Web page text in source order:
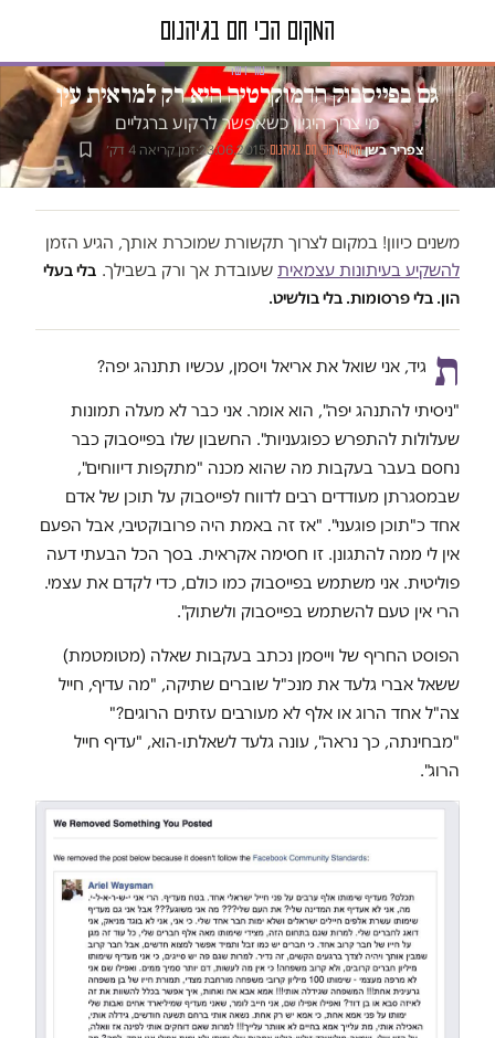
טור דעה
גם בפייסבוק הדמוקרטיה היא רק למראית עין
מי צריך היגיון כשאפשר לרקוע ברגליים
צפריר בשן·המקום הכי חם בגיהנום·
23.06.2015
·זמן קריאה 4 דק׳
משנים כיוון! במקום לצרוך תקשורת שמוכרת אותך, הגיע הזמן
להשקיע בעיתונות עצמאית שעובדת אך ורק בשבילך. בלי בעלי
הון. בלי פרסומות. בלי בולשיט.
ת גיד, אני שואל את אריאל ויסמן, עכשיו תתנהג יפה?
"ניסיתי להתנהג יפה", הוא אומר. אני כבר לא מעלה תמונות
שעלולות להתפרש כפוגעניות". החשבון שלו בפייסבוק כבר
נחסם בעבר בעקבות מה שהוא מכנה "מתקפות דיווחים",
שבמסגרתן מעודדים רבים לדווח לפייסבוק על תוכן של אדם
אחד כ"תוכן פוגעני". "אז זה באמת היה פרובוקטיבי, אבל הפעם
אין לי ממה להתגונן. זו חסימה אקראית. בסך הכל הבעתי דעה
פוליטית. אני משתמש בפייסבוק כמו כולם, כדי לקדם את עצמי.
הרי אין טעם להשתמש בפייסבוק ולשתוק".
הפוסט החריף של וייסמן נכתב בעקבות שאלה (מטומטמת)
ששאל אברי גלעד את מנכ"ל שוברים שתיקה, "מה עדיף, חייל
צה"ל אחד הרוג או אלף לא מעורבים עזתים הרוגים?"
"מבחינתה, כך נראה", עונה גלעד לשאלתו-הוא, "עדיף חייל
הרוג".